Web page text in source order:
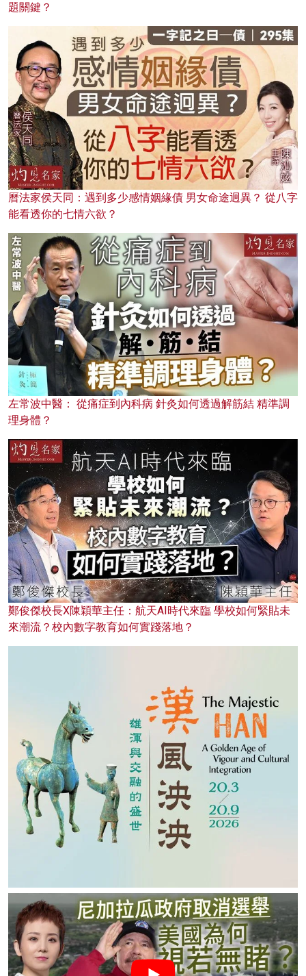
題關鍵？
曆法家侯天同：遇到多少感情姻緣債 男女命途迥異？ 從八字
能看透你的七情六欲？
左常波中醫： 從痛症到內科病 針灸如何透過解筋結 精準調
理身體？
鄭俊傑校長X陳穎華主任：航天AI時代來臨 學校如何緊貼未
來潮流？校內數字教育如何實踐落地？